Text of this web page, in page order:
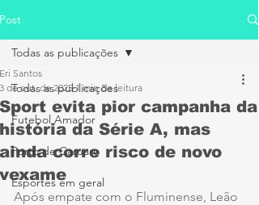
Post
Todas as publicações
Futebol Amador
Porto de Caruaru
Esportes em geral
Todas as publicações
Sport evita pior campanha da
história da Série A, mas
ainda corre risco de novo
vexame
Eri Santos
3 de out. de 2025 1 min de leitura
Após empate com o Fluminense, Leão